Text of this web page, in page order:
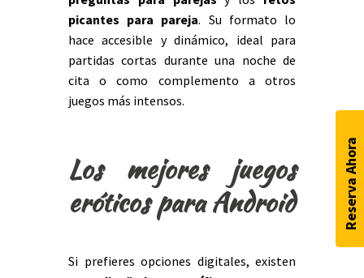
picantes para pareja. Su formato lo
hace accesible y dinámico, ideal para
partidas cortas durante una noche de
cita o como complemento a otros
juegos más intensos.
Los mejores juegos
eróticos para Android
Si prefieres opciones digitales, existen
Reserva Ahora